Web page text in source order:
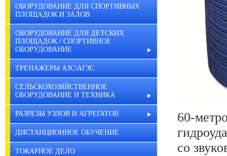
ОБОРУДОВАНИЕ ДЛЯ СПОРТИВНЫХ
ПЛОЩАДОК И ЗАЛОВ
ОБОРУДОВАНИЕ ДЛЯ ДЕТСКИХ
ПЛОЩАДОК / СПОРТИВНОЕ
ОБОРУДОВАНИЕ
ТРЕНАЖЕРЫ АЗС\АГЗС
СЕЛЬСКОХОЗЯЙСТВЕННОЕ
ОБОРУДОВАНИЕ И ТЕХНИКА
РАЗРЕЗЫ УЗЛОВ И АГРЕГАТОВ
ДИСТАНЦИОННОЕ ОБУЧЕНИЕ
ТОКАРНОЕ ДЕЛО
60-
со